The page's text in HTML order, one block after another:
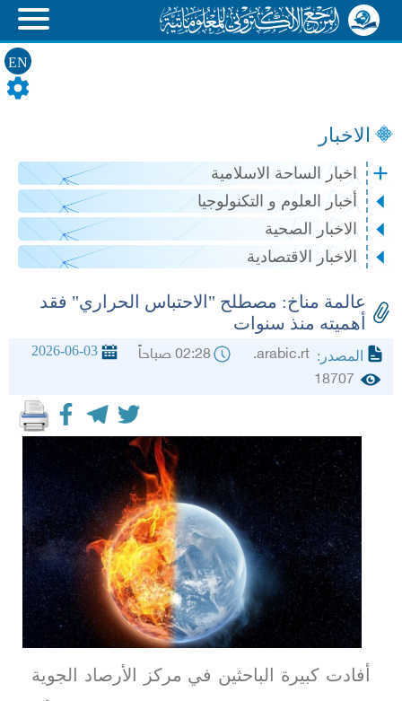
EN
الاخبار
اخبار الساحة الاسلامية
أخبار العلوم و التكنولوجيا
الاخبار الصحية
الاخبار الاقتصادية
عالمة مناخ: مصطلح "الاحتباس الحراري" فقد
أهميته منذ سنوات
المصدر: 02:28 صباحاً 2026-06-03
18707
أفادت كبيرة الباحثين في مركز الأرصاد الجوية